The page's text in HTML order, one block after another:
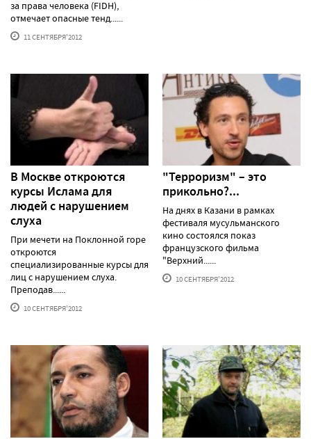
за права человека (FIDH),
отмечает опасные тенд......
11 СЕНТЯБРЯ'2012
В Москве откроются
курсы Ислама для
людей с нарушением
слуха
При мечети на Поклонной горе
откроются
специализированные курсы для
лиц с нарушением слуха.
Преподав......
10 СЕНТЯБРЯ'2012
"Терроризм" – это
прикольно?...
На днях в Казани в рамках
фестиваля мусульманского
кино состоялся показ
французского фильма
"Верхний......
10 СЕНТЯБРЯ'2012